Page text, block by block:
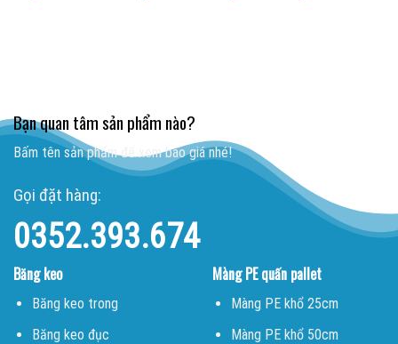
Bạn quan tâm sản phẩm nào?
Bấm tên sản phẩm để xem báo giá nhé!
Gọi đặt hàng:
0352.393.674
Băng keo
Băng keo trong
Băng keo đục
Màng PE quấn pallet
Màng PE khổ 25cm
Màng PE khổ 50cm